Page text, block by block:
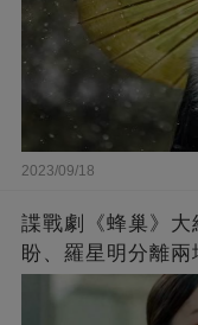
2023/09/18
諜戰劇《蜂巢》
盼、羅星明分離兩